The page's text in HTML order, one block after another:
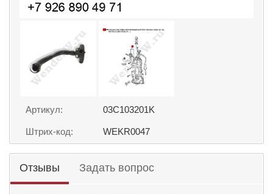
Артикул: 03C103201K
Штрих-код: WEKR0047
Отзывы Задать вопрос